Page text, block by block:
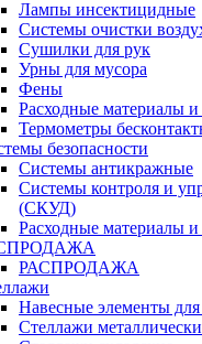
Лампы инсектицидные
Системы очистки
Сушилки для рук
Урны для мусора
Фены
Расходные материалы
Термометры
безопасности
Системы антикражные
Системы контроля и
(СКУД)
Расходные материалы
РАСПРОДАЖА
Навесные элементы для
Стеллажи